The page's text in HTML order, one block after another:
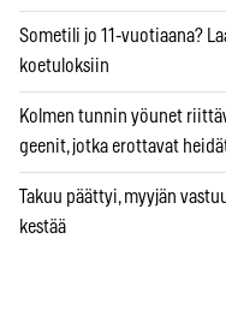
Sometili jo 11-vuotiaana?
koetuloksiin
Kolmen tunnin yöunet
geenit, jotka erottavat
Takuu päättyi, myyjän
kestää